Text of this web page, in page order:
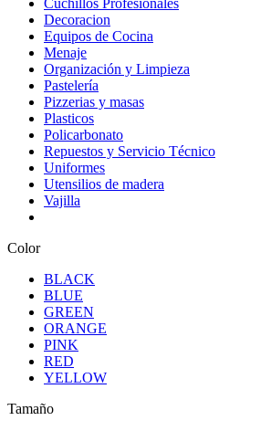
Cuchillos Profesionales
Decoracion
Equipos de Cocina
Menaje
Organización y Limpieza
Pastelería
Pizzerias y masas
Plasticos
Policarbonato
Repuestos y Servicio Técnico
Uniformes
Utensilios de madera
Vajilla
Color
BLACK
BLUE
GREEN
ORANGE
PINK
RED
YELLOW
Tamaño